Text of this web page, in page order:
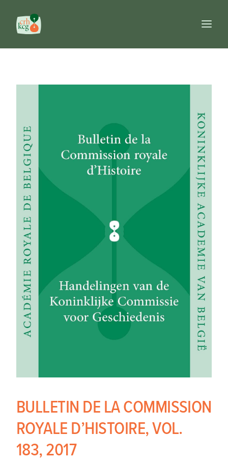
Publications
Banques de données
Ouvrages de référence
FR
NL
BULLETIN DE LA COMMISSION
ROYALE D’HISTOIRE, VOL.
183, 2017